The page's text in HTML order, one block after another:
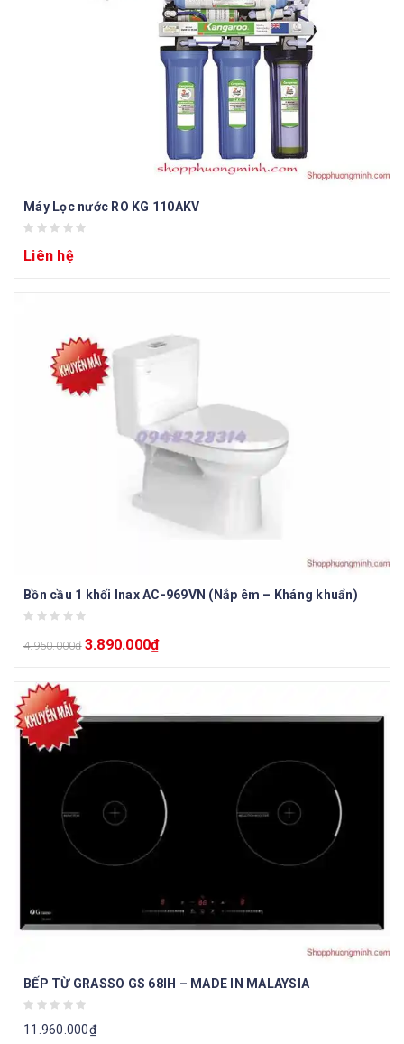
Máy Lọc nước RO KG 110AKV
Liên hệ
Bồn cầu 1 khối Inax AC-969VN (Nắp êm – Kháng khuẩn)
4.950.000₫ 3.890.000₫
BẾP TỪ GRASSO GS 68IH – MADE IN MALAYSIA
11.960.000₫